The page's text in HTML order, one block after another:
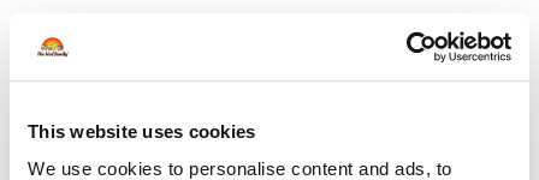
This website uses cookies
We use cookies to personalise content and ads, to
BEST BEOORDEELD
Waardering
7,46